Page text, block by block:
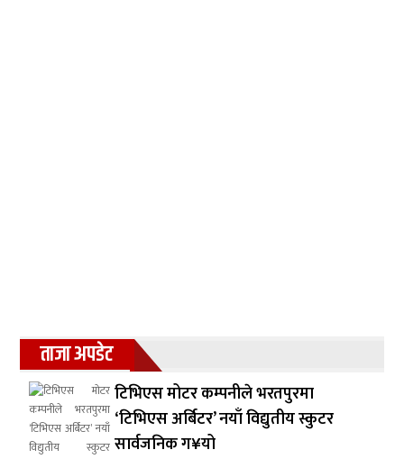
ताजा अपडेट
टिभिएस मोटर कम्पनीले भरतपुरमा
‘टिभिएस अर्बिटर’ नयाँ विद्युतीय स्कुटर
सार्वजनिक ग¥यो